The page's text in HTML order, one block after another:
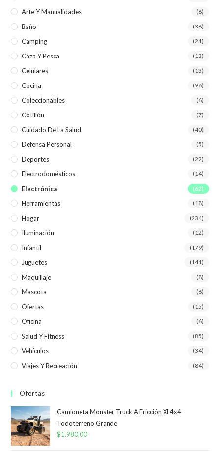
Arte Y Manualidades (6)
Baño (36)
Camping (21)
Caza Y Pesca (13)
Celulares (13)
Cocina (96)
Coleccionables (6)
Cotillón (7)
Cuidado De La Salud (40)
Defensa Personal (5)
Deportes (22)
Electrodomésticos (14)
Electrónica (62)
Herramientas (18)
Hogar (234)
Iluminación (12)
Infantil (179)
Juguetes (141)
Maquillaje (8)
Mascota (6)
Ofertas (15)
Oficina (6)
Salud Y Fitness (85)
Vehículos (34)
Viajes Y Recreación (84)
Ofertas
Camioneta Monster Truck A Fricción Xl 4x4
Todoterreno Grande
$1.980,00